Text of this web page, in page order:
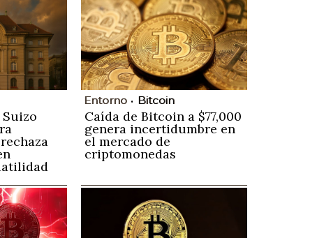
Entorno Bitcoin
Caída de Bitcoin a $77,000
genera incertidumbre en
el mercado de
criptomonedas